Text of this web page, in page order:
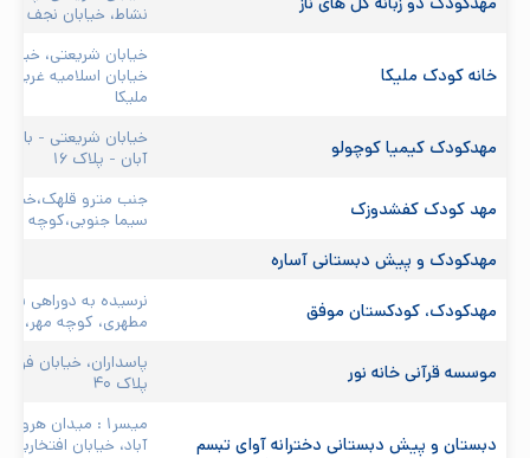
نشاط، خیابان نجف
خانه کودک ملیکا
خیابان شریعتی،
خیابان اسلامیه
ملیکا
مهدکودک کیمیا کوچولو
خیابان شریعتی -
آبان - پلاک ۱۶
مهد کودک کفشدوزک
جنب مترو
سیما جنوبی،کوچه
مهدکودک و پیش دبستانی آساره
مهدکودک، کودکستان موفق
نرسیده به دوراهی
مطهری، کوچه مهر،
موسسه قرآنی خانه نور
پاسداران، خیابان
پلاک ۴۰
دبستان و پیش دبستانی دخترانه آوای تبسم
میسر۱ : میدان
آباد، خیابان